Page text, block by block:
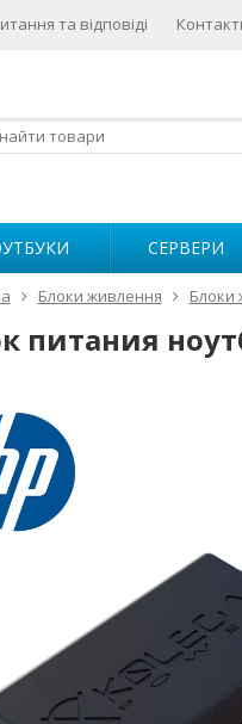
та відповіді
СЕРВЕРИ
Блоки живлення Блоки
питания